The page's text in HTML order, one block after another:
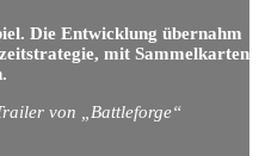
Die Entwicklung übernahm
mit Sammelkarten
von „Battleforge“